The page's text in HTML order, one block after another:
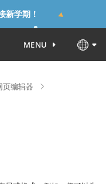
新学期！
MENU
页编辑器